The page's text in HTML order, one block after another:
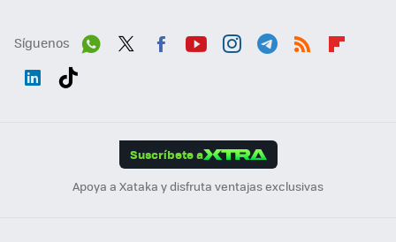
Síguenos
Suscríbete a
Apoya a Xataka y disfruta ventajas exclusivas